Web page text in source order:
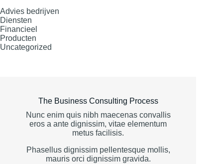
Advies bedrijven
Diensten
Financieel
Producten
Uncategorized
The Business Consulting Process
Nunc enim quis nibh maecenas convallis
eros a ante dignissim, vitae elementum
metus facilisis.
Phasellus dignissim pellentesque mollis,
mauris orci dignissim gravida.